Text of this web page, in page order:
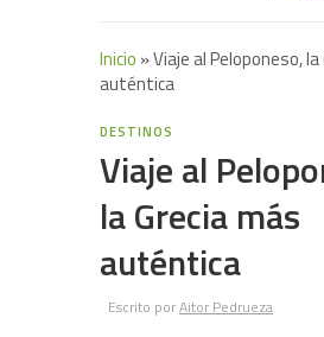
Inicio »Viaje al Peloponeso,
auténtica
DESTINOS
Viaje al
la Grecia más
auténtica
Escrito porAitor Pedrueza